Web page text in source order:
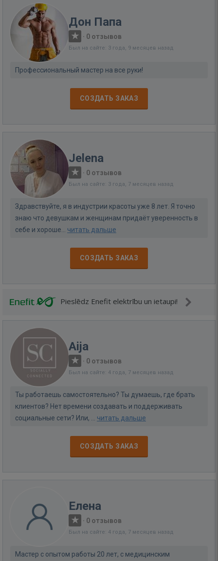
Дон Папа
· 0 отзывов
Был на сайте: 3 года, 9 месяцев назад
Профессиональный мастер на все руки!
СОЗДАТЬ ЗАКАЗ
Jelena
· 0 отзывов
Был на сайте: 3 года, 7 месяцев назад
Здравствуйте, я в индустрии красоты уже 8 лет. Я точно
знаю что девушкам и женщинам придаёт уверенность в
себе и хороше... читать дальше
СОЗДАТЬ ЗАКАЗ
Pieslēdz Enefit elektrību un ietaupi!
Aija
· 0 отзывов
Был на сайте: 4 года, 7 месяцев назад
Ты работаешь самостоятельно? Ты думаешь, где брать
клиентов? Нет времени создавать и поддерживать
социальные сети? Или, ... читать дальше
СОЗДАТЬ ЗАКАЗ
Елена
· 0 отзывов
Был на сайте: 4 года, 7 месяцев назад
Мастер с опытом работы 20 лет, с медицинским